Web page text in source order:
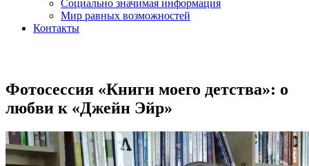
Социально значимая информация
Мир равных возможностей
Контакты
Фотосессия «Книги моего детства»: о
любви к «Джейн Эйр»